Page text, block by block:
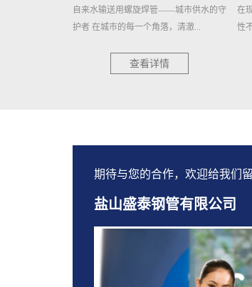
用螺旋焊管——城市供水的守
的每一个角落，清澈...
在现代工业与建筑领域，排水系
性不言而喻。它关乎着工程的顺...
期待与您的合作，欢迎给我们
盐山盛泰钢管有限公司